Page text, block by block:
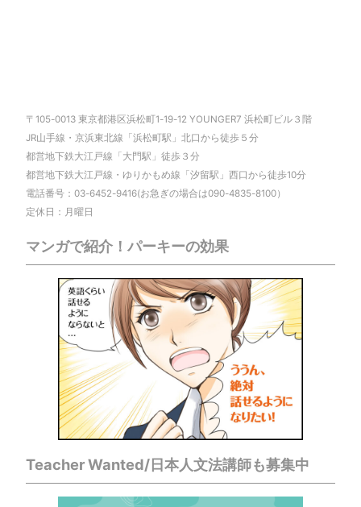
〒105-0013 東京都港区浜松町1-19-12 YOUNGER7 浜松町ビル３階
JR山手線・京浜東北線「浜松町駅」北口から徒歩５分
都営地下鉄大江戸線「大門駅」徒歩３分
都営地下鉄大江戸線・ゆりかもめ線「汐留駅」西口から徒歩10分
電話番号：03-6452-9416(お急ぎの場合は090-4835-8100）
定休日：月曜日
マンガで紹介！パーキーの効果
Teacher Wanted/日本人文法講師も募集中